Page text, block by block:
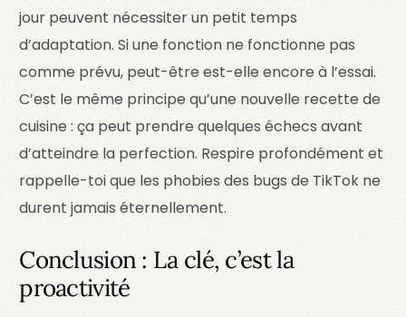
jour peuvent nécessiter un petit temps
d’adaptation. Si une fonction ne fonctionne pas
comme prévu, peut-être est-elle encore à l’essai.
C’est le même principe qu’une nouvelle recette de
cuisine : ça peut prendre quelques échecs avant
d’atteindre la perfection. Respire profondément et
rappelle-toi que les phobies des bugs de TikTok ne
durent jamais éternellement.
Conclusion : La clé, c’est la
proactivité